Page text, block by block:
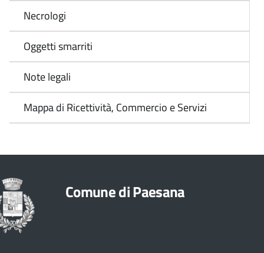
Necrologi
Oggetti smarriti
Note legali
Mappa di Ricettività, Commercio e Servizi
Comune di Paesana